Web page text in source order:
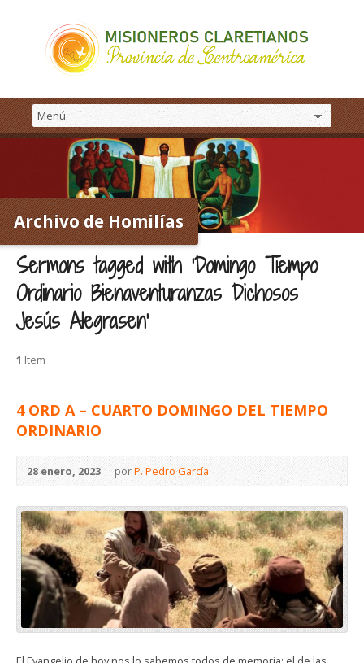
Archivo de Homilías
Sermons tagged with ‘Domingo Tiempo
Ordinario Bienaventuranzas Dichosos
Jesús Alegrasen’
1 Item
4 ORD A – CUARTO DOMINGO DEL TIEMPO
ORDINARIO
28 enero, 2023 porP. Pedro García